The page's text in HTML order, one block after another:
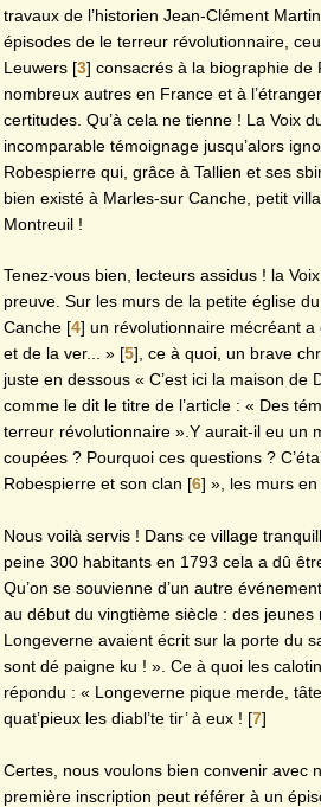
travaux de l’historien Jean-Clément Martin
épisodes de le terreur révolutionnaire,
Leuwers [3] consacrés à la biographie de
nombreux autres en France et à
certitudes. Qu’à cela ne tienne ! La Voix
incomparable témoignage jusqu’alors
Robespierre qui, grâce à Tallien et ses
bien existé à Marles-sur Canche, petit
Montreuil !
Tenez-vous bien, lecteurs assidus ! la
preuve. Sur les murs de la petite église
Canche [4] un révolutionnaire mécréant a
et de la ver... » [5], ce à quoi, un brave
juste en dessous « C’est ici la maison de
comme le dit le titre de l’article : « Des
terreur révolutionnaire ».Y aurait-il eu un
coupées ? Pourquoi ces questions ?
Robespierre et son clan [6] », les murs
Nous voilà servis ! Dans ce village
peine 300 habitants en 1793 cela a dû
Qu’on se souvienne d’un autre
au début du vingtième siècle : des jeunes
Longeverne avaient écrit sur la porte du
sont dé paigne ku ! ». Ce à quoi les
répondu : « Longeverne pique merde,
quat’pieux les diabl’te tir’ à eux ! [7]
Certes, nous voulons bien convenir avec
première inscription peut référer à un